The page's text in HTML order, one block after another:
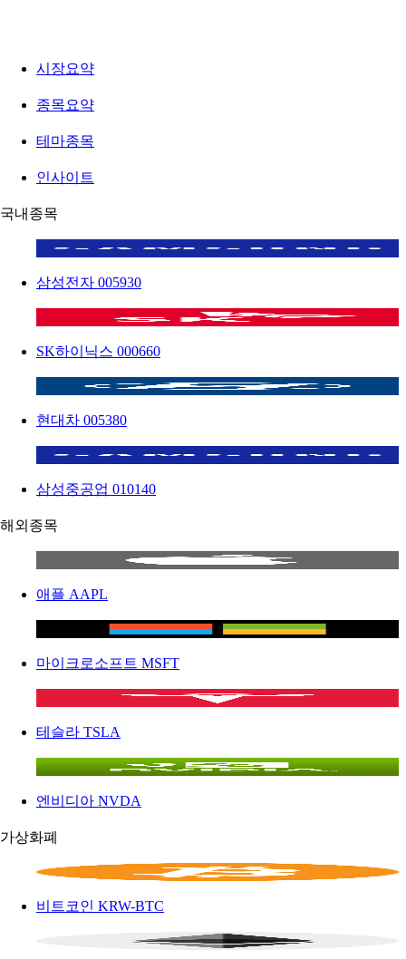
시장요약
종목요약
테마종목
인사이트
국내종목
삼성전자 005930
SK하이닉스 000660
현대차 005380
삼성중공업 010140
해외종목
애플 AAPL
마이크로소프트 MSFT
테슬라 TSLA
엔비디아 NVDA
가상화폐
비트코인 KRW-BTC